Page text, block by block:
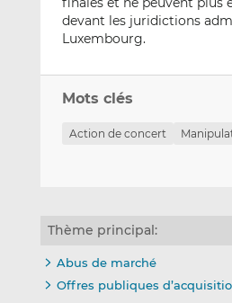
devant les juridictions
Luxembourg.
Mots clés
Action de concert
Thème principal:
Abus de marché
Offres publiques